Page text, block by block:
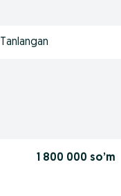
Tanlangan
1 800 000 so’m